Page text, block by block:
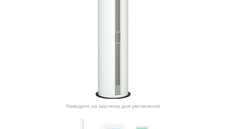
Наведите на картинку для увеличения